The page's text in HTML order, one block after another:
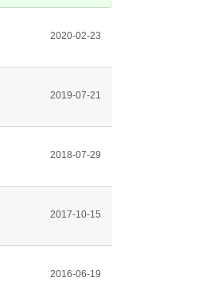
2020-02-23
2019-07-21
2018-07-29
2017-10-15
2016-06-19